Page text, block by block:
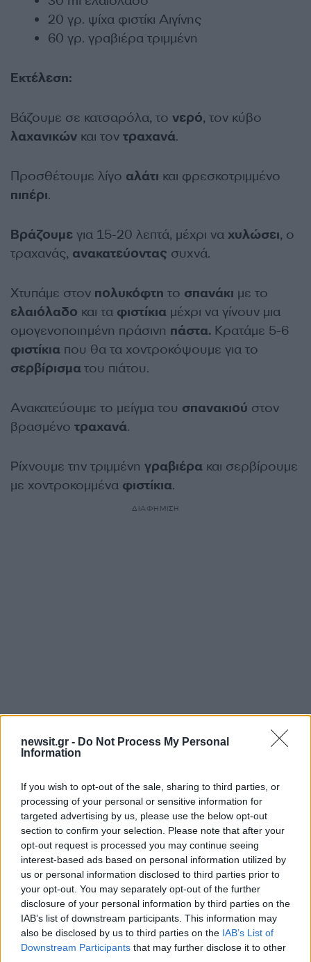
newsit.gr - Do Not Process My Personal
Information
If you wish to opt-out of the sale, sharing to third parties, or
processing of your personal or sensitive information for
targeted advertising by us, please use the below opt-out
section to confirm your selection. Please note that after your
opt-out request is processed you may continue seeing
interest-based ads based on personal information utilized by
us or personal information disclosed to third parties prior to
your opt-out. You may separately opt-out of the further
disclosure of your personal information by third parties on the
IAB’s list of downstream participants. This information may
also be disclosed by us to third parties on the IAB’s List of
Downstream Participants that may further disclose it to other
20 γρ. ψίχα φιστίκι Αιγίνης
60 γρ. γραβιέρα τριμμένη
Εκτέλεση:
Βάζουμε σε κατσαρόλα, το νερό, τον κύβο
λαχανικών και τον τραχανά.
Προσθέτουμε λίγο αλάτι και φρεσκοτριμμένο
πιπέρι.
Βράζουμε για 15-20 λεπτά, μέχρι να χυλώσει, ο
τραχανάς, ανακατεύοντας συχνά.
Χτυπάμε στον πολυκόφτη το σπανάκι με το
ελαιόλαδο και τα φιστίκια μέχρι να γίνουν μια
ομογενοποιημένη πράσινη πάστα. Κρατάμε 5-6
φιστίκια που θα τα χοντροκόψουμε για το
σερβίρισματου πιάτου.
Ανακατεύουμε το μείγμα του σπανακιού στον
βρασμένο τραχανά.
Ρίχνουμε την τριμμένη γραβιέρα και σερβίρουμε
με χοντροκομμένα φιστίκια.
ΔΙΑΦΗΜΙΣΗ
Σέρρες: Βίντεο
ντοκουμέντο από το
τροχαίο με νεκρούς μητέρα
και γιο – Ο οδηγός του
φορτηγού κατέγραψε τη
σύγκρουση
Στον Εισαγγελέα η
46χρονη που
για τον φονικό
της Marfin